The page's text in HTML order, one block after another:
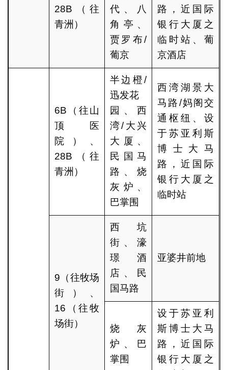
28B（往
青洲）
代、八
角亭、
贾罗布/
葡京
路，近国际
银行大厦之
临时站、葡
京酒店
6B（往山
顶医
院）、
28B（往
青洲）
半边橙/
迅发花
园、西
湾/大兴
大厦、
民国马
路、烧
灰炉、
巴掌围
西湾湖景大
马路/妈阁交
通枢纽、设
于苏亚利斯
博士大马
路，近国际
银行大厦之
临时站
9（往牧场
街）、
16（往牧
场街）
西坑
街、濠
璟酒
店、民
国马路
亚婆井前地
烧灰
炉、巴
掌围
设于苏亚利
斯博士大马
路，近国际
银行大厦之